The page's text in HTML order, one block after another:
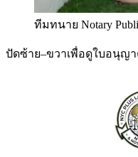
ทีมทนาย Notary
ปัดซ้าย–ขวาเพื่อดูใบอนุญา